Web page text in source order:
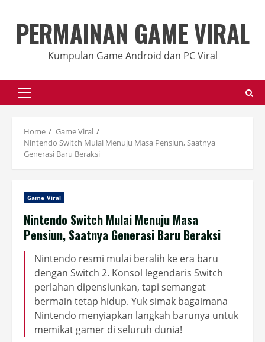
contentPERMAINAN GAME VIRAL
Kumpulan Game Android dan PC Viral
Primary
Home
Game Viral
Nintendo Switch Mulai Menuju Masa Pensiun, Saatnya
Generasi Baru Beraksi
Game Viral
Nintendo Switch Mulai Menuju Masa
Pensiun, Saatnya Generasi Baru Beraksi
Nintendo resmi mulai beralih ke era baru
dengan Switch 2. Konsol legendaris Switch
perlahan dipensiunkan, tapi semangat
bermain tetap hidup. Yuk simak bagaimana
Nintendo menyiapkan langkah barunya untuk
memikat gamer di seluruh dunia!